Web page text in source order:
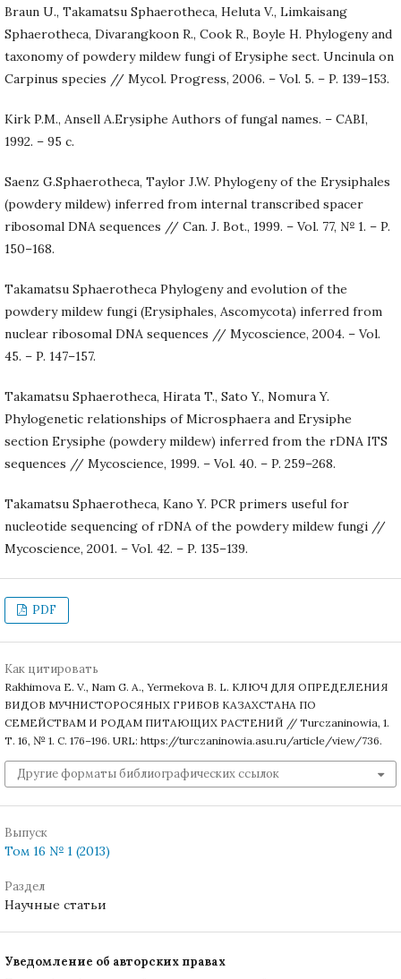
Braun U., Takamatsu Sphaerotheca, Heluta V., Limkaisang
Sphaerotheca, Divarangkoon R., Cook R., Boyle H. Phylogeny and
taxonomy of powdery mildew fungi of Erysiphe sect. Uncinula on
Carpinus species // Mycol. Progress, 2006. – Vol. 5. – P. 139–153.
Kirk P.M., Ansell A.Erysiphe Authors of fungal names. – CABI,
1992. – 95 c.
Saenz G.Sphaerotheca, Taylor J.W. Phylogeny of the Erysiphales
(powdery mildew) inferred from internal transcribed spacer
ribosomal DNA sequences // Can. J. Bot., 1999. – Vol. 77, № 1. – P.
150–168.
Takamatsu Sphaerotheca Phylogeny and evolution of the
powdery mildew fungi (Erysiphales, Ascomycota) inferred from
nuclear ribosomal DNA sequences // Mycoscience, 2004. – Vol.
45. – P. 147–157.
Takamatsu Sphaerotheca, Hirata T., Sato Y., Nomura Y.
Phylogenetic relationships of Microsphaera and Erysiphe
section Erysiphe (powdery mildew) inferred from the rDNA ITS
sequences // Mycoscience, 1999. – Vol. 40. – P. 259–268.
Takamatsu Sphaerotheca, Kano Y. PCR primers useful for
nucleotide sequencing of rDNA of the powdery mildew fungi //
Mycoscience, 2001. – Vol. 42. – P. 135–139.
PDF
Как цитировать
Rakhimova E. V., Nam G. A., Yermekova B. L. КЛЮЧ ДЛЯ ОПРЕДЕЛЕНИЯ
ВИДОВ МУЧНИСТОРОСЯНЫХ ГРИБОВ КАЗАХСТАНА ПО
СЕМЕЙСТВАМ И РОДАМ ПИТАЮЩИХ РАСТЕНИЙ // Turczaninowia, 1.
Т. 16, № 1. С. 176–196. URL: https://turczaninowia.asu.ru/article/view/736.
Другие форматы библиографических ссылок
Выпуск
Том 16 № 1 (2013)
Раздел
Научные статьи
Уведомление об авторских правах